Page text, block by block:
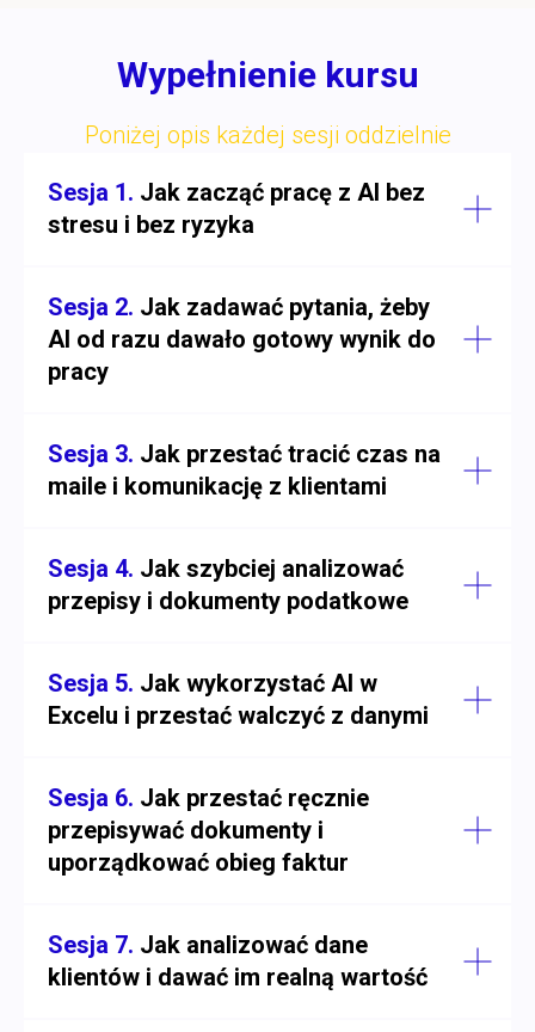
Wypełnienie kursu
Poniżej opis każdej sesji oddzielnie
Sesja 1. Jak zacząć pracę z AI bez
stresu i bez ryzyka
Sesja 2. Jak zadawać pytania, żeby
AI od razu dawało gotowy wynik do
pracy
Sesja 3. Jak przestać tracić czas na
maile i komunikację z klientami
Sesja 4. Jak szybciej analizować
przepisy i dokumenty podatkowe
Sesja 5. Jak wykorzystać AI w
Excelu i przestać walczyć z danymi
Sesja 6. Jak przestać ręcznie
przepisywać dokumenty i
uporządkować obieg faktur
Sesja 7. Jak analizować dane
klientów i dawać im realną wartość